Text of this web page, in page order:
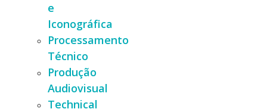
e
Iconográfica
Processamento
Técnico
Produção
Audiovisual
Technical